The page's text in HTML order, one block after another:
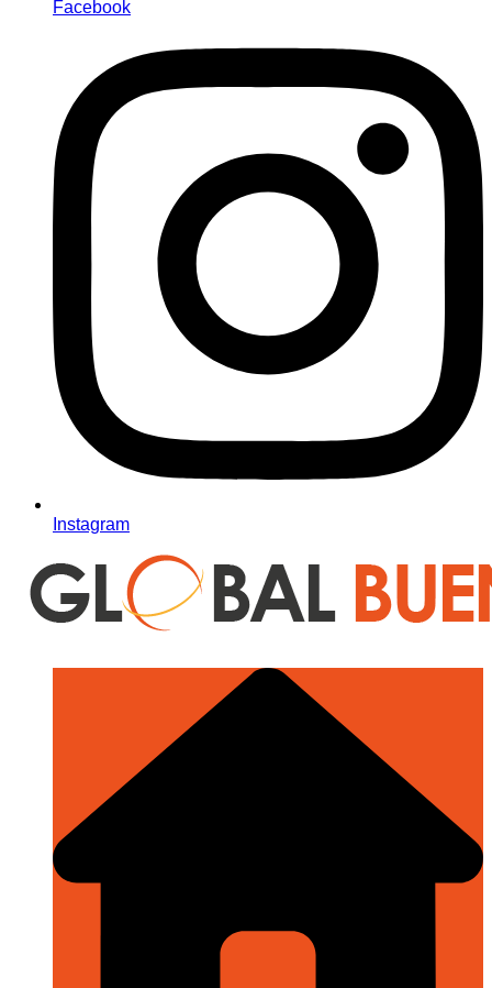
Facebook
Instagram